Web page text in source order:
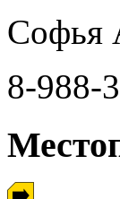
Софья
8-988-